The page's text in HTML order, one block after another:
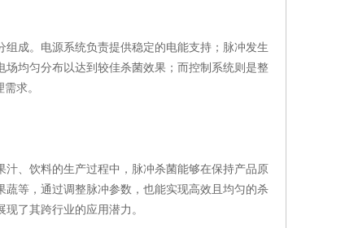
成。电源系统负责提供稳定的电能支持；脉冲发生
均匀分布以达到较佳杀菌效果；而控制系统则是整
求。
、饮料的生产过程中，脉冲杀菌能够在保持产品原
等，通过调整脉冲参数，也能实现高效且均匀的杀
了其跨行业的应用潜力。